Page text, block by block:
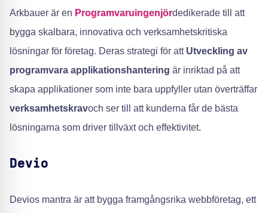
Arkbauer är en Programvaruingenjördedikerade till att
bygga skalbara, innovativa och verksamhetskritiska
lösningar för företag. Deras strategi för att Utveckling av
programvara applikationshantering är inriktad på att
skapa applikationer som inte bara uppfyller utan överträffar
verksamhetskravoch ser till att kunderna får de bästa
lösningarna som driver tillväxt och effektivitet.
Devio
Devios mantra är att bygga framgångsrika webbföretag, ett